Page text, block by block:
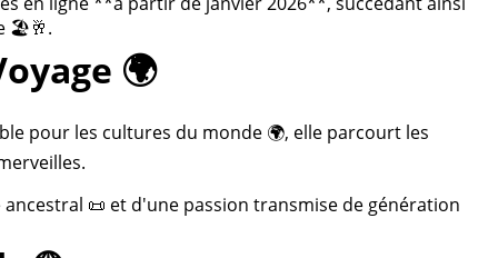
🏖️🥂.
🌍
pour les cultures du monde 🌍, elle parcourt les
📜 et d'une passion transmise de génération